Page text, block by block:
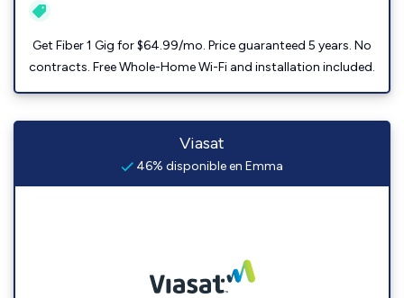
Get Fiber 1 Gig for $64.99/mo. Price guaranteed 5 years. No
contracts. Free Whole-Home Wi-Fi and installation included.
Viasat
46% disponible en Emma